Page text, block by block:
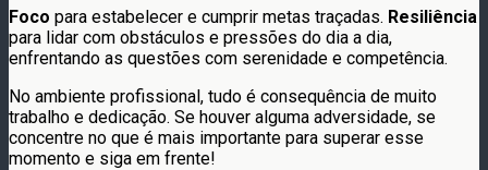
Foco para estabelecer e cumprir metas traçadas. Resiliência
para lidar com obstáculos e pressões do dia a dia,
enfrentando as questões com serenidade e competência.
No ambiente profissional, tudo é consequência de muito
trabalho e dedicação. Se houver alguma adversidade, se
concentre no que é mais importante para superar esse
momento e siga em frente!